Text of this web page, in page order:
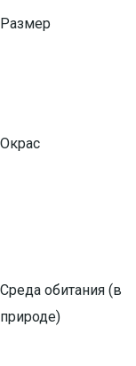
Размер
Окрас
Среда обитания (в
природе)